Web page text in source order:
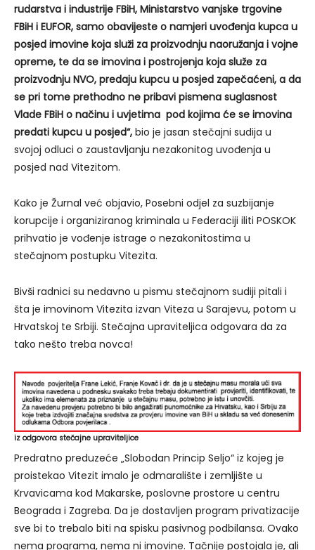
rudarstva i industrije FBiH, Ministarstvo vanjske trgovine
FBiH i EUFOR, samo obavijeste o namjeri uvođenja kupca u
posjed imovine koja služi za proizvodnju naoružanja i vojne
opreme, te da se imovina i postrojenja koja služe za
proizvodnju NVO, predaju kupcu u posjed zapečaćeni, a da
se pri tome prethodno ne pribavi pismena suglasnost
Vlade FBiH o načinu i uvjetima pod kojima će se imovina
predati kupcu u posjed“, bio je jasan stečajni sudija u
svojoj odluci o zaustavljanju nezakonitog uvođenja u
posjed nad Vitezitom.
Kako je Žurnal već objavio, Posebni odjel za suzbijanje
korupcije i organiziranog kriminala u Federaciji iliti POSKOK
prihvatio je vođenje istrage o nezakonitostima u
stečajnom postupku Vitezita.
Bivši radnici su nedavno u pismu stečajnom sudiji pitali i
šta je imovinom Vitezita izvan Viteza u Sarajevu, potom u
Hrvatskoj te Srbiji. Stečajna upraviteljica odgovara da za
tako nešto treba novca!
iz odgovora stečajne upraviteljice
Predratno preduzeće „Slobodan Princip Seljo“ iz kojeg je
proistekao Vitezit imalo je odmaralište i zemljište u
Krvavicama kod Makarske, poslovne prostore u centru
Beograda i Zagreba. Da je dostavljen program privatizacije
sve bi to trebalo biti na spisku pasivnog podbilansa. Ovako
nema programa, nema ni imovine. Tačnije postojala je, ali